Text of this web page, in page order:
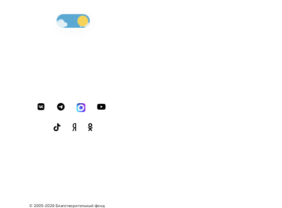
© 2005-2026 Благотворительный фонд